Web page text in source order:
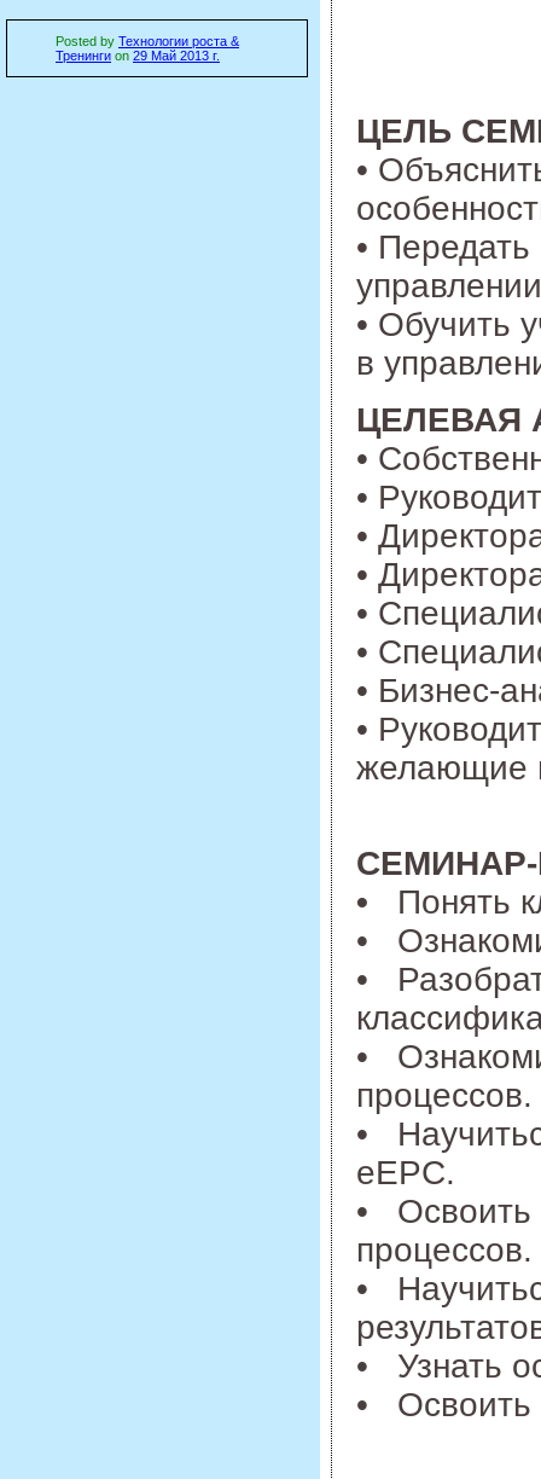
Posted by Технологии роста &
Тренинги on 29 Май 2013 г.
ЦЕЛЬ
•
•
• Обучить
в
ЦЕЛЕВАЯ
•
•
•
•
•
•
• Бизнес-
•
желающие
• Понять
•
•
•
процессов.
•
eEPC.
• Освоить
процессов.
•
• Узнать
• Освоить